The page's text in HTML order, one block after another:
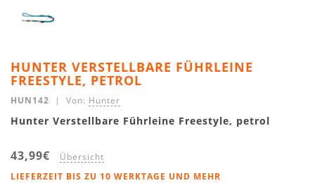
HUNTER VERSTELLBARE FÜHRLEINE
FREESTYLE, PETROL
HUN142 | Von: Hunter
Hunter Verstellbare Führleine Freestyle, petrol
43,99€ Übersicht
LIEFERZEIT BIS ZU 10 WERKTAGE UND MEHR